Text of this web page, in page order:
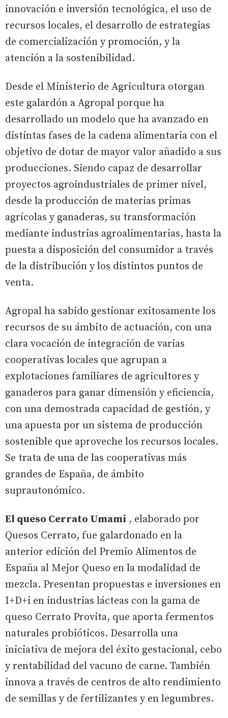
innovación e inversión tecnológica, el uso de
recursos locales, el desarrollo de estrategias
de comercialización y promoción, y la
atención a la sostenibilidad.
Desde el Ministerio de Agricultura otorgan
este galardón a Agropal porque ha
desarrollado un modelo que ha avanzado en
distintas fases de la cadena alimentaria con el
objetivo de dotar de mayor valor añadido a sus
producciones. Siendo capaz de desarrollar
proyectos agroindustriales de primer nivel,
desde la producción de materias primas
agrícolas y ganaderas, su transformación
mediante industrias agroalimentarias, hasta la
puesta a disposición del consumidor a través
de la distribución y los distintos puntos de
venta.
Agropal ha sabido gestionar exitosamente los
recursos de su ámbito de actuación, con una
clara vocación de integración de varias
cooperativas locales que agrupan a
explotaciones familiares de agricultores y
ganaderos para ganar dimensión y eficiencia,
con una demostrada capacidad de gestión, y
una apuesta por un sistema de producción
sostenible que aproveche los recursos locales.
Se trata de una de las cooperativas más
grandes de España, de ámbito
suprautonómico.
El queso Cerrato Umami , elaborado por
Quesos Cerrato, fue galardonado en la
anterior edición del Premio Alimentos de
España al Mejor Queso en la modalidad de
mezcla. Presentan propuestas e inversiones en
I+D+i en industrias lácteas con la gama de
queso Cerrato Provita, que aporta fermentos
naturales probióticos. Desarrolla una
iniciativa de mejora del éxito gestacional, cebo
y rentabilidad del vacuno de carne. También
innova a través de centros de alto rendimiento
de semillas y de fertilizantes y en legumbres.